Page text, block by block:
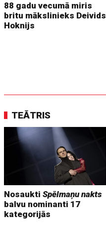
88 gadu vecumā miris
britu mākslinieks Deivids
Hoknijs
TEĀTRIS
NosauktiSpēlmaņu nakts
balvu nominanti 17
kategorijās